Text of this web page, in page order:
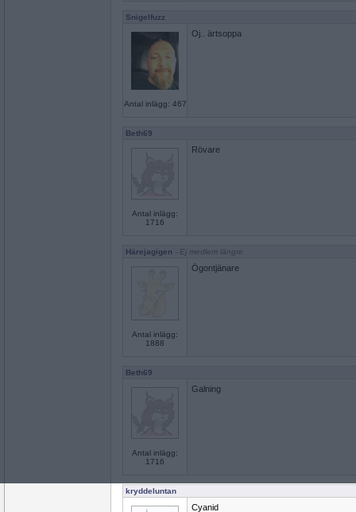
Snigelfuzz
Antal inlägg: 467
Oj.. ärtsoppa
Beth69
Antal inlägg:
1716
Rövare
Härejagigen - Ej medlem längre
Antal inlägg:
1888
Ögontjänare
Beth69
Antal inlägg:
1716
Galning
kryddeluntan
Cyanid